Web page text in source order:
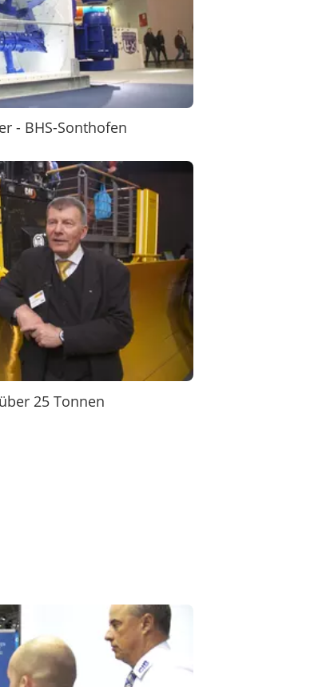
- BHS-Sonthofen
25 Tonnen